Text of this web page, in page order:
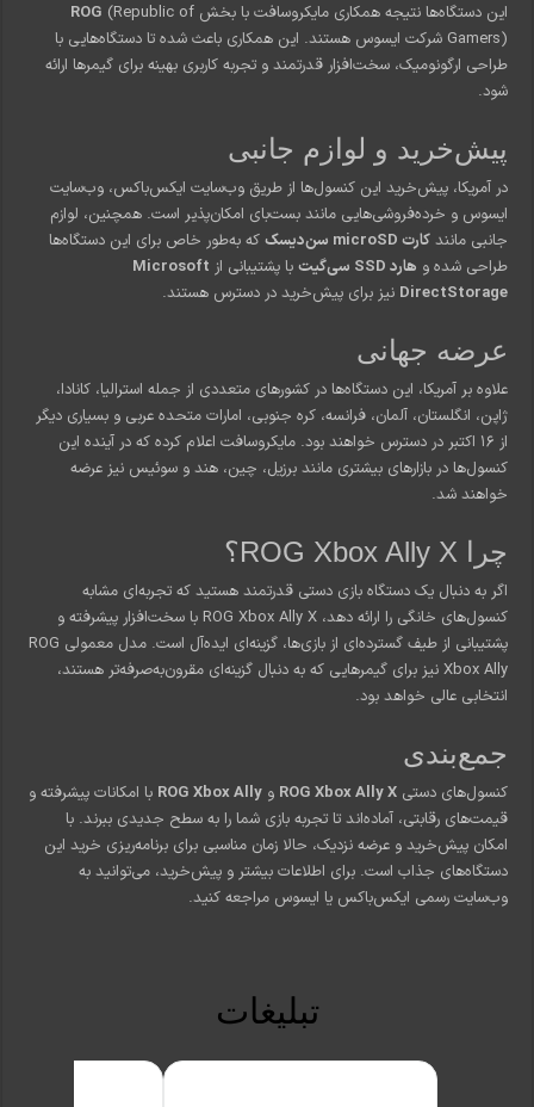
این دستگاه‌ها نتیجه همکاری مایکروسافت با بخش ROG (Republic of
Gamers) شرکت ایسوس هستند. این همکاری باعث شده تا دستگاه‌هایی با
طراحی ارگونومیک، سخت‌افزار قدرتمند و تجربه کاربری بهینه برای گیمرها ارائه
شود.
پیش‌خرید و لوازم جانبی
در آمریکا، پیش‌خرید این کنسول‌ها از طریق وب‌سایت ایکس‌باکس، وب‌سایت
ایسوس و خرده‌فروشی‌هایی مانند بست‌بای امکان‌پذیر است. همچنین، لوازم
جانبی مانندکارت microSD سن‌دیسک
که به‌طور خاص برای این دستگاه‌ها
طراحی شده و هارد SSD سی‌گیت با پشتیبانی از Microsoft
DirectStorage نیز برای پیش‌خرید در دسترس هستند.
عرضه جهانی
علاوه بر آمریکا، این دستگاه‌ها در کشورهای متعددی از جمله استرالیا، کانادا،
ژاپن، انگلستان، آلمان، فرانسه، کره جنوبی، امارات متحده عربی و بسیاری دیگر
از ۱۶ اکتبر در دسترس خواهند بود. مایکروسافت اعلام کرده که در آینده این
کنسول‌ها در بازارهای بیشتری مانند برزیل، چین، هند و سوئیس نیز عرضه
خواهند شد.
چرا ROG Xbox Ally X؟
اگر به دنبال یک دستگاه بازی دستی قدرتمند هستید که تجربه‌ای مشابه
کنسول‌های خانگی را ارائه دهد، ROG Xbox Ally X با سخت‌افزار پیشرفته و
پشتیبانی از طیف گسترده‌ای از بازی‌ها، گزینه‌ای ایده‌آل است. مدل معمولی ROG
Xbox Ally نیز برای گیمرهایی که به دنبال گزینه‌ای مقرون‌به‌صرفه‌تر هستند،
انتخابی عالی خواهد بود.
جمع‌بندی
کنسول‌های دستیROG Xbox Ally X وROG Xbox Ally با امکانات پیشرفته و
قیمت‌های رقابتی، آماده‌اند تا تجربه بازی شما را به سطح جدیدی ببرند. با
امکان پیش‌خرید و عرضه نزدیک، حالا زمان مناسبی برای برنامه‌ریزی خرید این
دستگاه‌های جذاب است. برای اطلاعات بیشتر و پیش‌خرید، می‌توانید به
وب‌سایت رسمی ایکس‌باکس یا ایسوس مراجعه کنید.
تبلیغات